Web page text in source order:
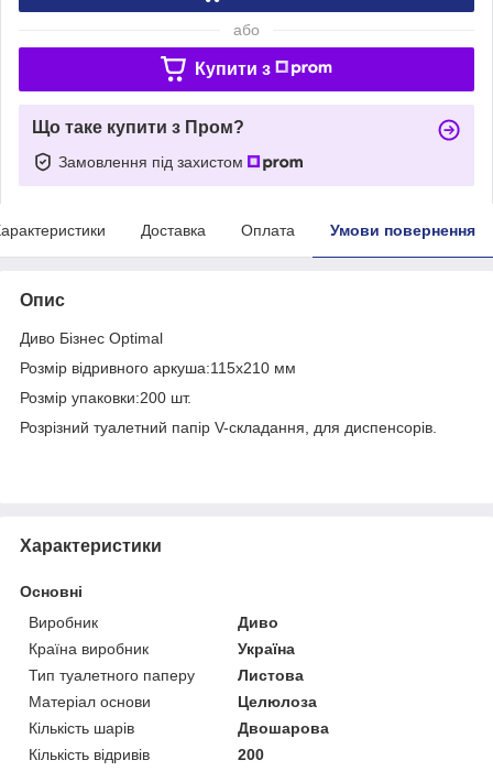
або
Купити з
Що таке купити з Пром?
Замовлення під захистом
Доставка Оплата Умови повернення
Опис
Диво Бізнес Optimal
Розмір відривного аркуша:115х210 мм
Розмір упаковки:200 шт.
Розрізний туалетний папір V-складання, для диспенсорів.
Характеристики
Основні
Виробник
Диво
Країна виробник
Україна
Тип туалетного паперу
Листова
Матеріал основи
Целюлоза
Кількість шарів
Двошарова
Кількість відривів
200